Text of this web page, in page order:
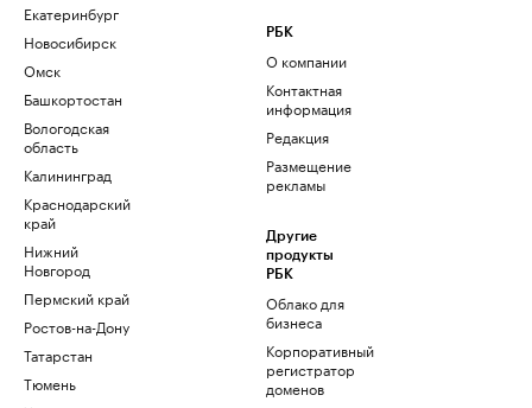
Екатеринбург
Новосибирск
Омск
Башкортостан
Вологодская
область
Калининград
Краснодарский
край
Нижний
Новгород
Пермский край
Ростов-на-Дону
Татарстан
Тюмень
РБК
О компании
Контактная
информация
Редакция
Размещение
рекламы
Другие
продукты
РБК
Облако для
бизнеса
Корпоративный
регистратор
доменов